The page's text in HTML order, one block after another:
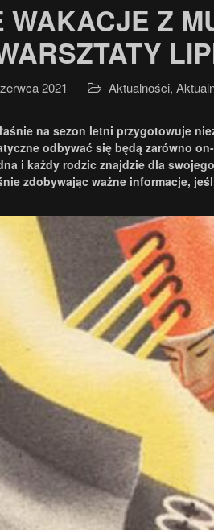
WAKACJE Z
2021 Aktualności,
na sezon letni przygotowuje
odbywać się będą zarówno
i każdy rodzic znajdzie dla
zdobywając ważne informacje,